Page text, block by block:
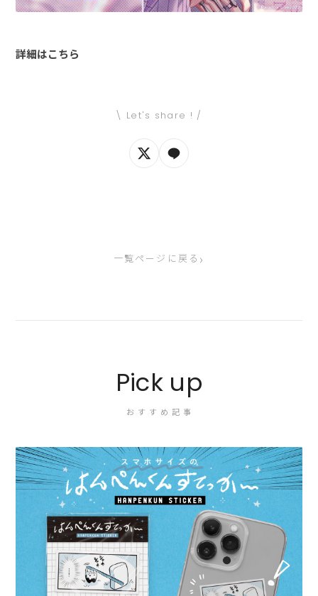
詳細はこちら
\ Let's share ! /
一覧ページに戻る ›
Pick up
おすすめ記事